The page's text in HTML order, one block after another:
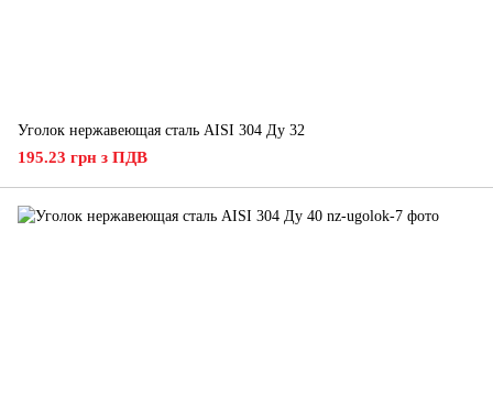
Уголок нержавеющая сталь AISI 304 Ду 32
195.23 грн з ПДВ